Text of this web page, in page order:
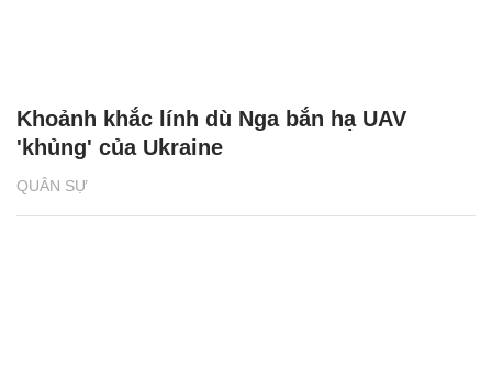
QUÂN SỰ
Khoảnh khắc lính dù Nga bắn hạ UAV
'khủng' của Ukraine